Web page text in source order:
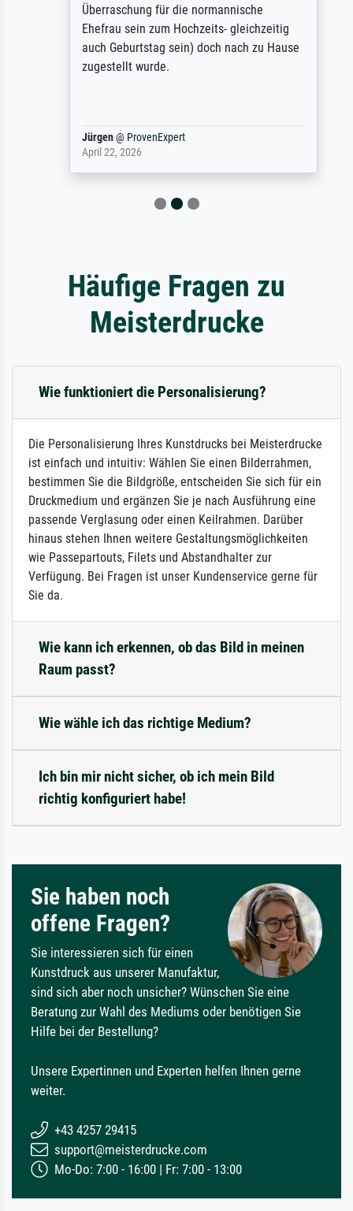
Überraschung für die normannische
Ehefrau sein zum Hochzeits- gleichzeitig
auch Geburtstag sein) doch nach zu Hause
zugestellt wurde.
Jürgen@ProvenExpert
April 22, 2026
Häufige Fragen zu
Meisterdrucke
Wie funktioniert die Personalisierung?
Die Personalisierung Ihres Kunstdrucks bei Meisterdrucke
ist einfach und intuitiv: Wählen Sie einen Bilderrahmen,
bestimmen Sie die Bildgröße, entscheiden Sie sich für ein
Druckmedium und ergänzen Sie je nach Ausführung eine
passende Verglasung oder einen Keilrahmen. Darüber
hinaus stehen Ihnen weitere Gestaltungsmöglichkeiten
wie Passepartouts, Filets und Abstandhalter zur
Verfügung. Bei Fragen ist unser Kundenservice gerne für
Sie da.
Wie kann ich erkennen, ob das Bild in meinen
Raum passt?
Wie wähle ich das richtige Medium?
Ich bin mir nicht sicher, ob ich mein Bild
richtig konfiguriert habe!
Sie haben noch
offene Fragen?
Sie interessieren sich für einen
Kunstdruck aus unserer Manufaktur,
sind sich aber noch unsicher? Wünschen Sie eine
Beratung zur Wahl des Mediums oder benötigen Sie
Hilfe bei der Bestellung?
Unsere Expertinnen und Experten helfen Ihnen gerne
weiter.
+43 4257 29415
support@meisterdrucke.com
Mo-Do: 7:00 - 16:00 | Fr: 7:00 - 13:00